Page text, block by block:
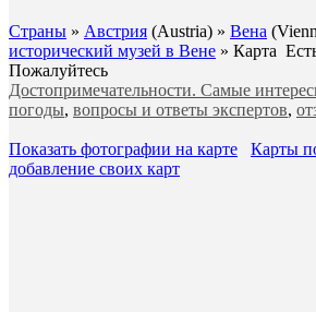
Страны » Австрия (Austria) » Вена
исторический музей в Вене » Карта
Пожалуйтесь
Достопримечательности. Самые
погоды, вопросы и ответы экспертов,
Показать фотографии на карте
Карты
добавление своих карт